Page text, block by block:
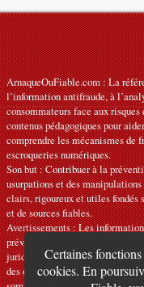
Certaines
cookies. En
ArnaqueOuFiable.com : La
l’information antifraude, à
consommateurs face aux
contenus pédagogiques pour
comprendre les mécanismes de
escroqueries numériques.
Son but : Contribuer à la
usurpations et des
clairs, rigoureux et utiles fondés
et de sources fiables.
Avertissements : Les
préventif. Elles ne constituent ni
juridiques, financiers ou
des organismes, services ou